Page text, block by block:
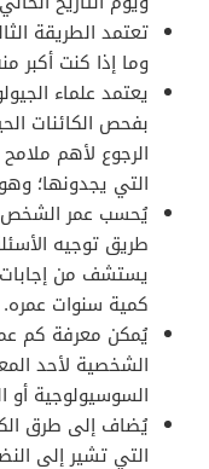
تعتمد الطريقة
وما إذا كنت أكبر
يعتمد علماء
بفحص الكائنات
الرجوع لأهم ملامح
التي يجدونها؛
يُحسب عمر الشخص
طريق توجيه
يستشف من
كمية سنوات عمره.
يُمكن معرفة كم
الشخصية لأحد
السوسيولوجية أو
يُضاف إلى طرق
التي تشير إلى